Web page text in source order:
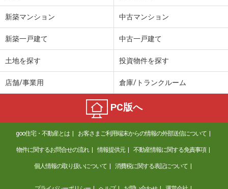
岐阜県岐阜市下土居３
4.90万円
岐阜県岐阜市田神
8万円
住 所
岐阜県岐阜市田神
専有面積 41.66m²
間取り
1LDK
岐阜県岐阜市今嶺１
新築マンション 中古マンション
新築一戸建て 中古一戸建て
土地を探す 投資物件を探す
店舗/事業用 倉庫/トランクルーム
PC版へ
goo住宅・不動産とは お客さまご利用端末からの情報の外部送信について
物件に関するお問合せの流れ 情報提供元 不動産情報に関する免責事項
個人情報の取り扱いについて 消費税に関する表記について